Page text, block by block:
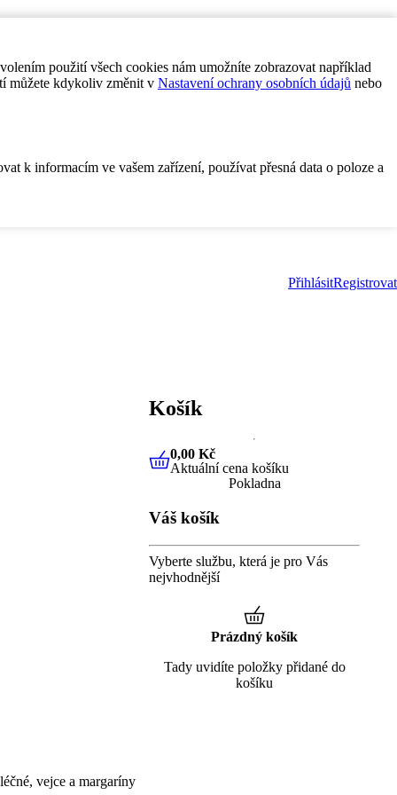
použití všech cookies nám umožníte zobrazovat například
můžete kdykoliv změnit v Nastavení ochrany osobních údajů nebo
k informacím ve vašem zařízení, používat přesná data o poloze a
PřihlásitRegistrovat
vejce a margaríny
Košík
0,00 KčAktuální cena košíku
0,00 Kč
Aktuální cena košíku
Pokladna
Váš košík
Vyberte službu, která je pro Vás
nejvhodnější
Prázdný košík
Tady uvidíte položky přidané do
košíku